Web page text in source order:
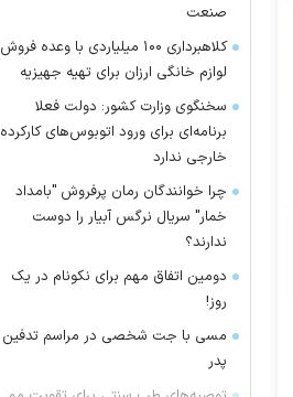
صنعت
کلاهبرداری ۱۰۰ میلیاردی با وعده فروش
لوازم خانگی ارزان برای تهیه جهیزیه
سخنگوی وزارت کشور: دولت فعلا
برنامه‌ای برای ورود اتوبوس‌های کارکرده
خارجی ندارد
چرا خوانندگان رمان پرفروش "بامداد
خمار" سریال نرگس آبیار را دوست
ندارند؟
دومین اتفاق مهم برای نکونام در یک
روز!
مسی با جت شخصی در مراسم تدفین
پدر